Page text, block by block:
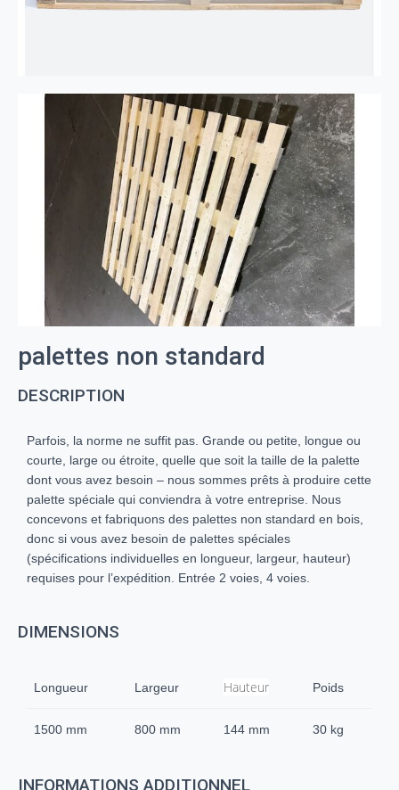
palettes non standard
DESCRIPTION
Parfois, la norme ne suffit pas. Grande ou petite, longue ou
courte, large ou étroite, quelle que soit la taille de la palette
dont vous avez besoin – nous sommes prêts à produire cette
palette spéciale qui conviendra à votre entreprise. Nous
concevons et fabriquons des palettes non standard en bois,
donc si vous avez besoin de palettes spéciales
(spécifications individuelles en longueur, largeur, hauteur)
requises pour l’expédition. Entrée 2 voies, 4 voies.
DIMENSIONS
Longueur Largeur Hauteur Poids
1500 mm 800 mm 144 mm 30 kg
INFORMATIONS ADDITIONNEL